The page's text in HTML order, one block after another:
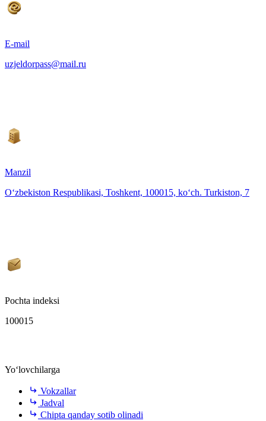
E-mail
uzjeldorpass@mail.ru
Manzil
O‘zbekiston Respublikasi, Toshkent, 100015, ko‘ch. Turkiston, 7
Pochta indeksi
100015
Yo‘lovchilarga
Vokzallar
Jadval
Chipta qanday sotib olinadi